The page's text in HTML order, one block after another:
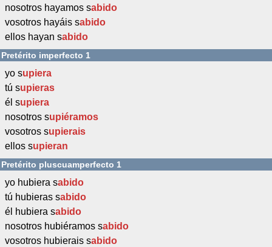
nosotros hayamos sabido
vosotros hayáis sabido
ellos hayan sabido
Pretérito imperfecto 1
yo supiera
tú supieras
él supiera
nosotros supiéramos
vosotros supierais
ellos supieran
Pretérito pluscuamperfecto 1
yo hubiera sabido
tú hubieras sabido
él hubiera sabido
nosotros hubiéramos sabido
vosotros hubierais sabido